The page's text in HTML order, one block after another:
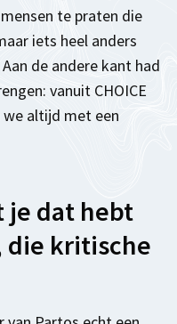
te praten die
iets heel anders
de andere kant had
vanuit CHOICE
altijd met een
je dat hebt
die kritische